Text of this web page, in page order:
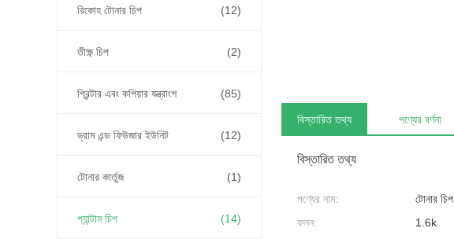
রিকোহ টোনার চিপ (12)
তীক্ষ্ণ চিপ (2)
প্রিন্টার এবং কপিয়ার যন্ত্রাংশ (85)
ড্রাম এন্ড ফিউজার ইউনিট (12)
টোনার কার্তুজ (1)
প্যান্টাম চিপ (14)
বিস্তারিত তথ্য পণ্যের বর্ণনা
বিস্তারিত তথ্য
পণ্যের নাম: টোনার চিপ
ফলন:
1.6k